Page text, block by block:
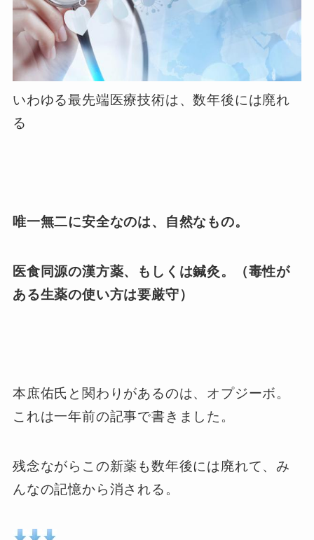
いわゆる最先端医療技術は、数年後には廃れ
る
唯一無二に安全なのは、自然なもの。
医食同源の漢方薬、もしくは鍼灸。（毒性が
ある生薬の使い方は要厳守）
本庶佑氏と関わりがあるのは、オプジーボ。
これは一年前の記事で書きました。
残念ながらこの新薬も数年後には廃れて、み
んなの記憶から消される。